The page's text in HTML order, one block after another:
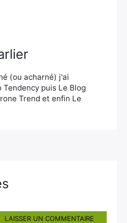
(ou acharné) j'ai
puis Le Blog
Trend et enfin Le
LAISSER UN COMMENTAIRE